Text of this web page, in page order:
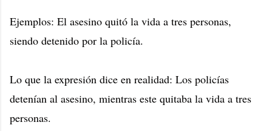
Ejemplos: El asesino quitó la vida a tres personas,
siendo detenido por la policía.
Lo que la expresión dice en realidad: Los policías
detenían al asesino, mientras este quitaba la vida a tres
personas.